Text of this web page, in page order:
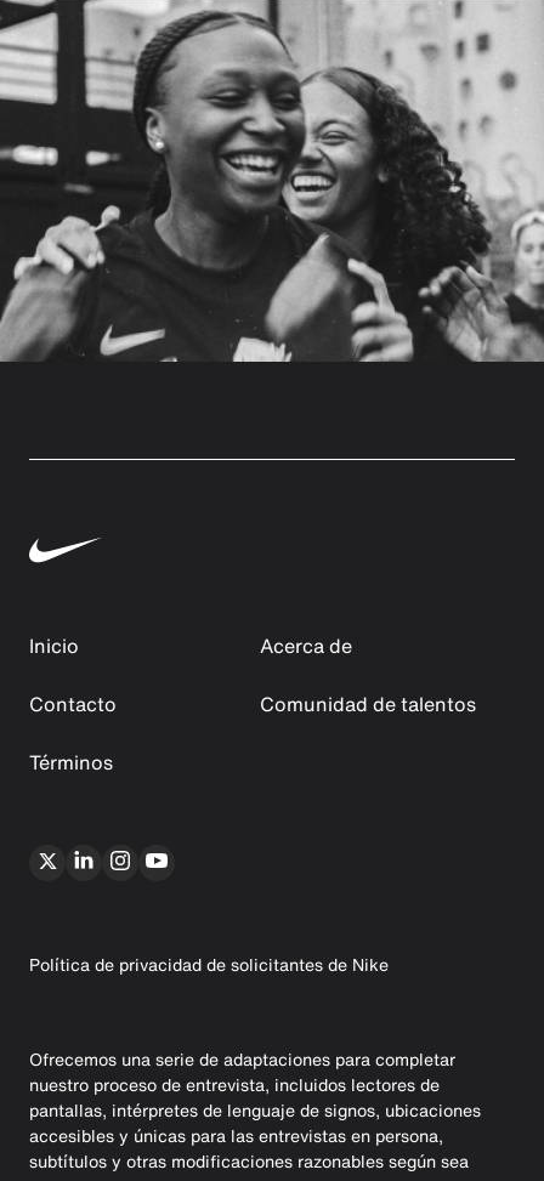
Inicio
Acerca de
Contacto
Comunidad de talentos
Términos
Política de privacidad de solicitantes de Nike
Ofrecemos una serie de adaptaciones para completar
nuestro proceso de entrevista, incluidos lectores de
pantallas, intérpretes de lenguaje de signos, ubicaciones
accesibles y únicas para las entrevistas en persona,
subtítulos y otras modificaciones razonables según sea